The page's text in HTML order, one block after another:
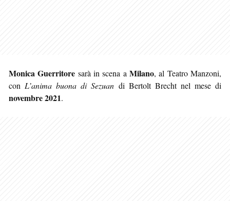
Monica Guerritore sarà in scena aMilano, al Teatro Manzoni,
con L’anima buona di Sezuan di Bertolt Brecht nel mese di
novembre 2021.